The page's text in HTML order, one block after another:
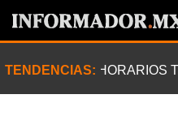
TENDENCIAS: HORARIOS